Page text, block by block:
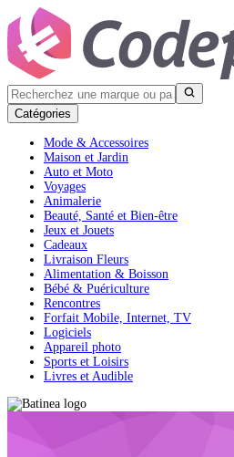
Catégories
Mode & Accessoires
Maison et Jardin
Auto et Moto
Voyages
Animalerie
Beauté, Santé et Bien-être
Jeux et Jouets
Cadeaux
Livraison Fleurs
Alimentation & Boisson
Bébé & Puériculture
Rencontres
Forfait Mobile, Internet, TV
Logiciels
Appareil photo
Sports et Loisirs
Livres et Audible